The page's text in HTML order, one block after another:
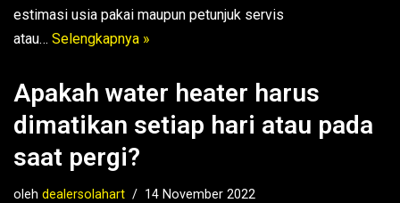
estimasi usia pakai maupun petunjuk servis
atau… Selengkapnya »
Apakah water heater harus
dimatikan setiap hari atau pada
saat pergi?
oleh dealersolahart 14 November 2022